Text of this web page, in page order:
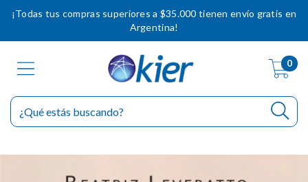
¡Todas tus compras superiores a $35.000 tienen envío gratis en
Argentina!
0